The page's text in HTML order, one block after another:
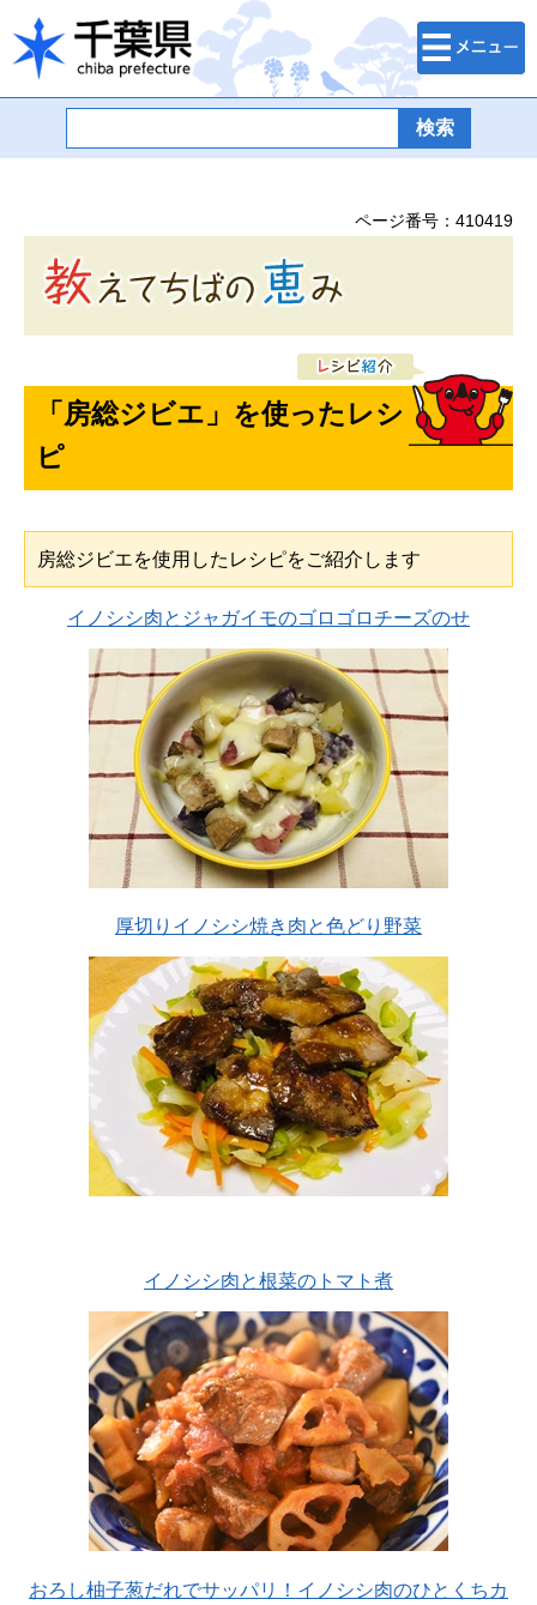
千葉県
検索・メニュ
ー
ページ番号：410419
「房総ジビエ」を使ったレシ
ピ
房総ジビエを使用したレシピをご紹介します
イノシシ肉とジャガイモのゴロゴロチーズのせ
厚切りイノシシ焼き肉と色どり野菜
イノシシ肉と根菜のトマト煮
おろし柚子葱だれでサッパリ！イノシシ肉のひとくちカ